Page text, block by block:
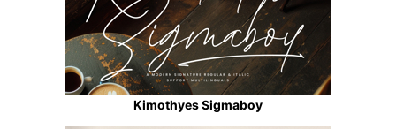
Kimothyes Sigmaboy